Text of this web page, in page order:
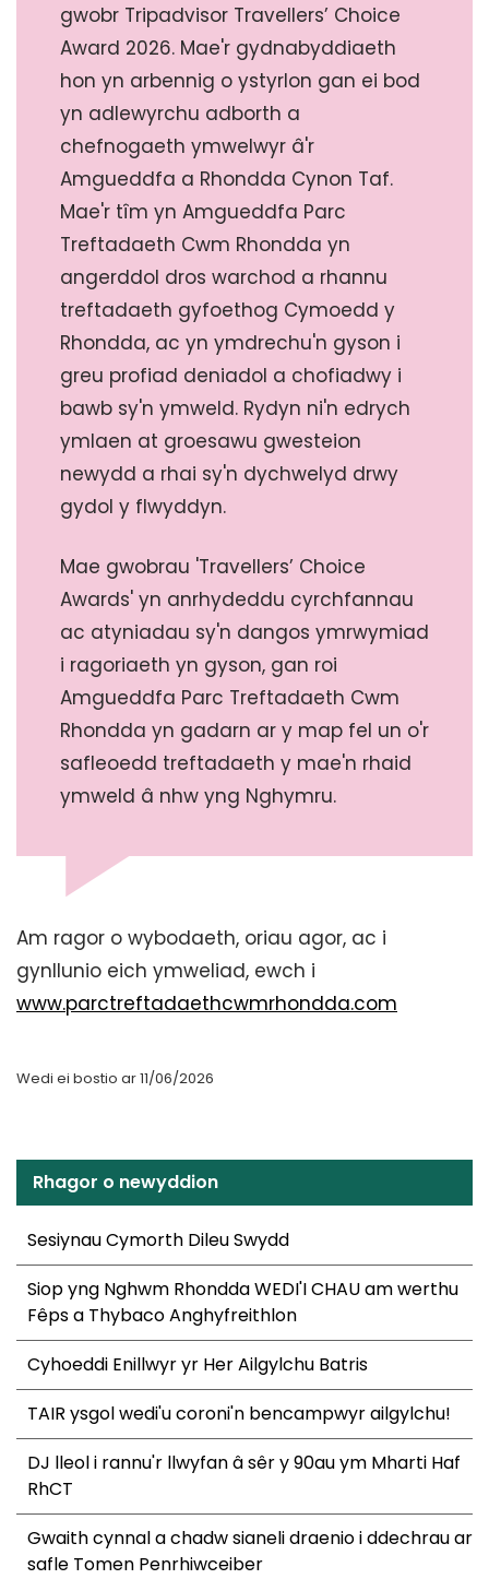
gwobr Tripadvisor Travellers’ Choice
Award 2026. Mae'r gydnabyddiaeth
hon yn arbennig o ystyrlon gan ei bod
yn adlewyrchu adborth a
chefnogaeth ymwelwyr â'r
Amgueddfa a Rhondda Cynon Taf.
Mae'r tîm yn Amgueddfa Parc
Treftadaeth Cwm Rhondda yn
angerddol dros warchod a rhannu
treftadaeth gyfoethog Cymoedd y
Rhondda, ac yn ymdrechu'n gyson i
greu profiad deniadol a chofiadwy i
bawb sy'n ymweld. Rydyn ni'n edrych
ymlaen at groesawu gwesteion
newydd a rhai sy'n dychwelyd drwy
gydol y flwyddyn.
Mae gwobrau 'Travellers’ Choice
Awards' yn anrhydeddu cyrchfannau
ac atyniadau sy'n dangos ymrwymiad
i ragoriaeth yn gyson, gan roi
Amgueddfa Parc Treftadaeth Cwm
Rhondda yn gadarn ar y map fel un o'r
safleoedd treftadaeth y mae'n rhaid
ymweld â nhw yng Nghymru.
Am ragor o wybodaeth, oriau agor, ac i
gynllunio eich ymweliad, ewch i
www.parctreftadaethcwmrhondda.com
Wedi ei bostio ar 11/06/2026
Rhagor o newyddion
Sesiynau Cymorth Dileu Swydd
Siop yng Nghwm Rhondda WEDI'I CHAU am werthu
Fêps a Thybaco Anghyfreithlon
Cyhoeddi Enillwyr yr Her Ailgylchu Batris
TAIR ysgol wedi'u coroni'n bencampwyr ailgylchu!
DJ lleol i rannu'r llwyfan â sêr y 90au ym Mharti Haf
RhCT
Gwaith cynnal a chadw sianeli draenio i ddechrau ar
safle Tomen Penrhiwceiber